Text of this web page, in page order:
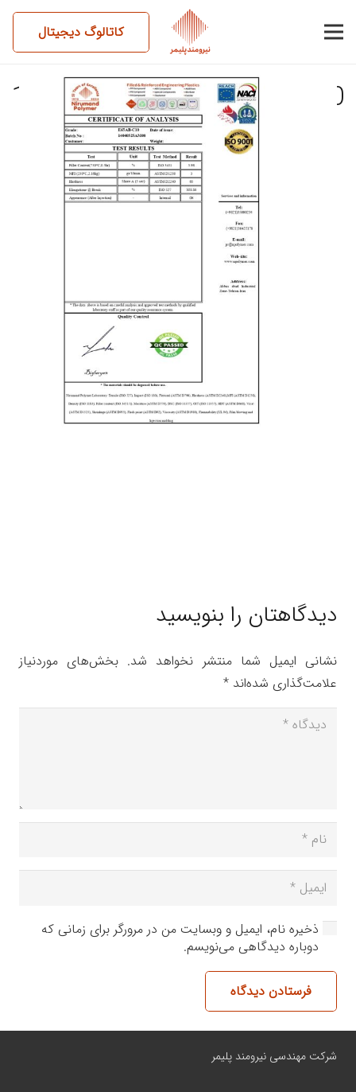
کاتالوگ دیجیتال
14040525AM08-E65AB-C10
دیدگاهتان را بنویسید
نشانی ایمیل شما منتشر نخواهد شد. بخش‌های موردنیاز
علامت‌گذاری شده‌اند *
ذخیره نام، ایمیل و وبسایت من در مرورگر برای زمانی که
دوباره دیدگاهی می‌نویسم.
فرستادن دیدگاه
شرکت مهندسی نیرومند پلیمر